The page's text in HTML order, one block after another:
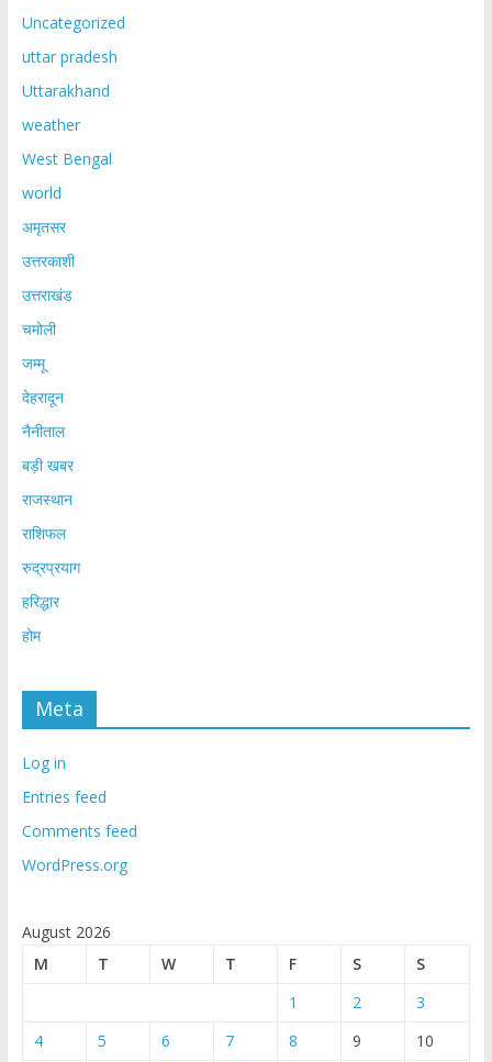
Uncategorized
uttar pradesh
Uttarakhand
weather
West Bengal
world
अमृतसर
उत्तरकाशी
उत्तराखंड
चमोली
जम्मू
देहरादून
नैनीताल
बड़ी खबर
राजस्थान
राशिफल
रुद्रप्रयाग
हरिद्धार
होम
Meta
Log in
Entries feed
Comments feed
WordPress.org
August 2026
M
T W T F S
S
1
2
3
4
5 6 7 8 9 10